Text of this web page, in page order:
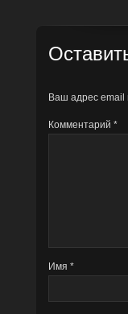
Ваш адрес email
Комментарий *
Имя *